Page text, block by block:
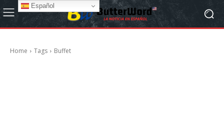
Home Tags Buffet
Español